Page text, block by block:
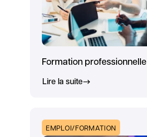
Formation professionnelle
Lire la suite
EMPLOI/FORMATION